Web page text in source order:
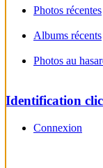
Photos récentes
Albums récents
Photos au
Identification
Connexion